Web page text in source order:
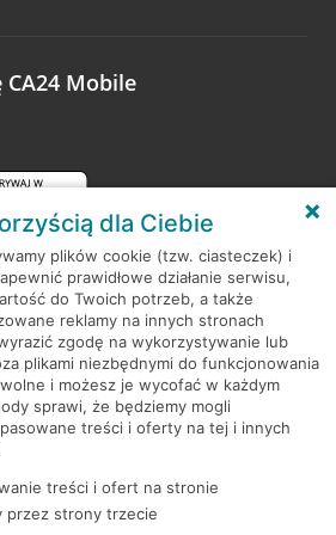
Mobile
dla Ciebie
plików cookie (tzw. ciasteczek) i
prawidłowe działanie serwisu,
do Twoich potrzeb, a także
reklamy na innych stronach
zgodę na wykorzystywanie lub
plikami niezbędnymi do funkcjonowania
i możesz je wycofać w każdym
sprawi, że będziemy mogli
treści i oferty na tej i innych
treści i ofert na stronie
przez strony trzecie